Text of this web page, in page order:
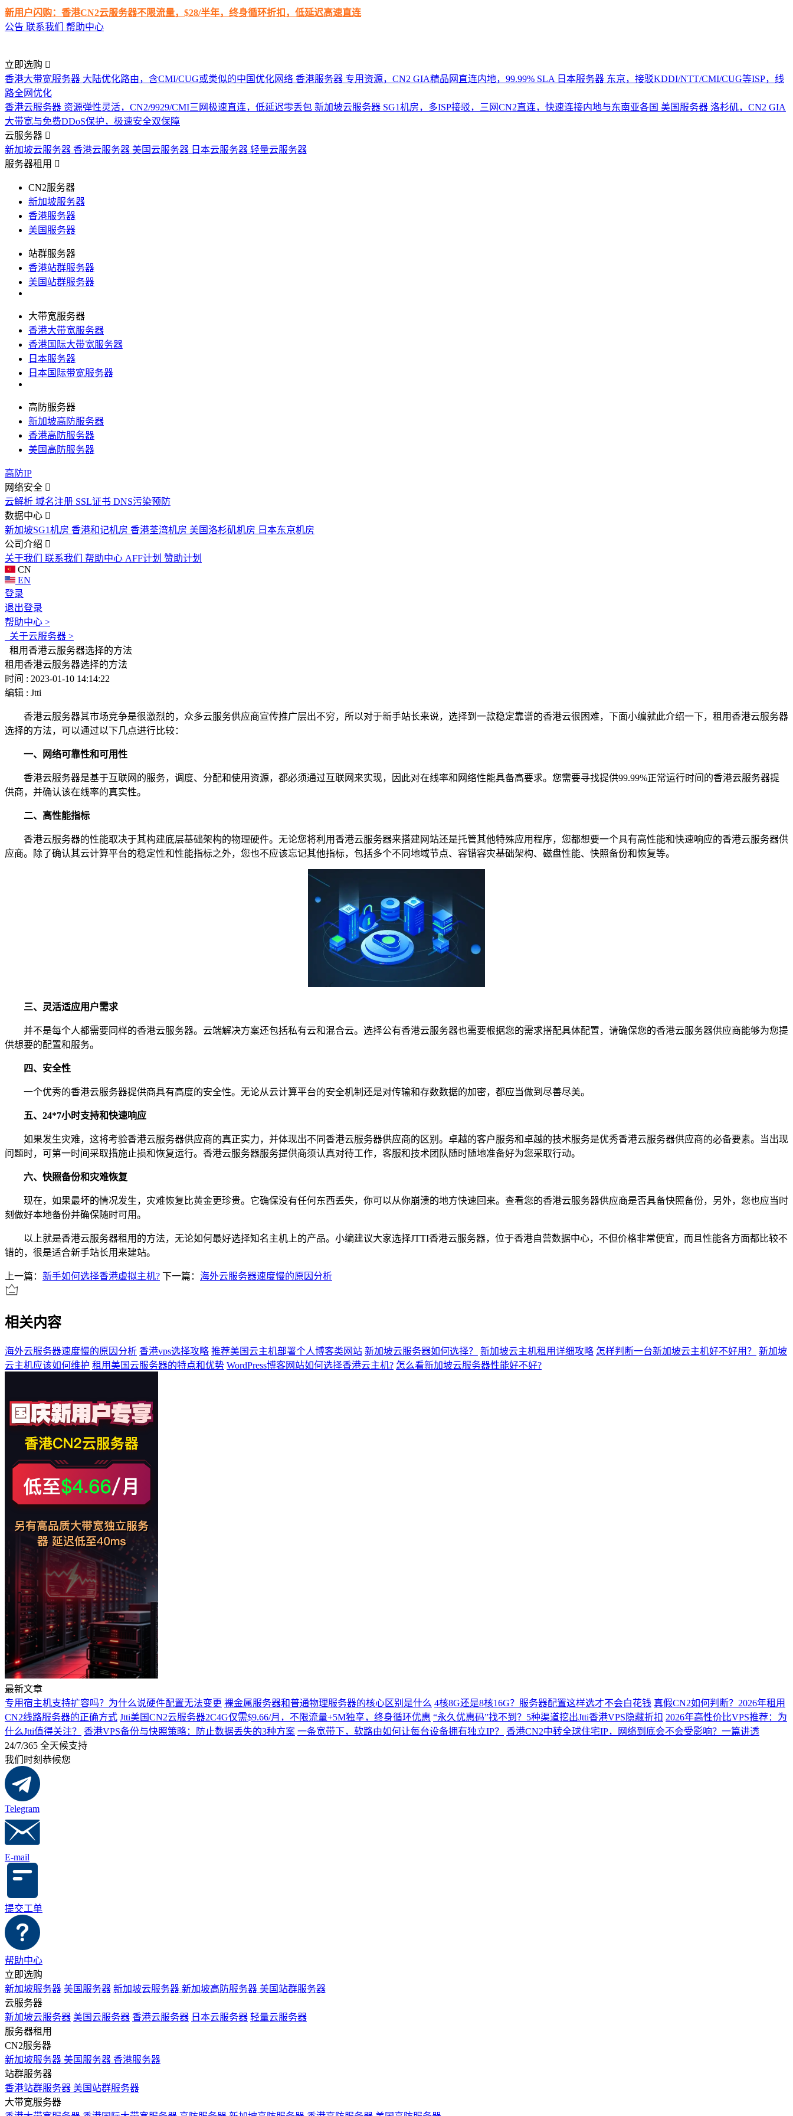
新用户闪购：香港CN2云服务器不限流量，$28/半年，终身循环折扣，低延迟高速直连
公告 联系我们 帮助中心
立即选购
香港大带宽服务器 大陆优化路由，含CMI/CUG或类似的中国优化网络 香港服务器 专用资源，CN2 GIA精品网直连内地，99.99% SLA 日本服务器 东京，接驳KDDI/NTT/CMI/CUG等ISP，线
路全网优化
香港云服务器 资源弹性灵活，CN2/9929/CMI三网极速直连，低延迟零丢包 新加坡云服务器 SG1机房，多ISP接驳，三网CN2直连，快速连接内地与东南亚各国 美国服务器 洛杉矶，CN2 GIA
大带宽与免费DDoS保护，极速安全双保障
云服务器
新加坡云服务器 香港云服务器 美国云服务器 日本云服务器 轻量云服务器
服务器租用
CN2服务器
新加坡服务器
香港服务器
美国服务器
站群服务器
香港站群服务器
美国站群服务器
大带宽服务器
香港大带宽服务器
香港国际大带宽服务器
日本服务器
日本国际带宽服务器
高防服务器
新加坡高防服务器
香港高防服务器
美国高防服务器
高防IP
网络安全
云解析 域名注册 SSL证书 DNS污染预防
数据中心
新加坡SG1机房 香港和记机房 香港荃湾机房 美国洛杉矶机房 日本东京机房
公司介绍
关于我们 联系我们 帮助中心 AFF计划 赞助计划
CN
EN
登录
退出登录
帮助中心 >
关于云服务器 >
租用香港云服务器选择的方法
租用香港云服务器选择的方法
时间 : 2023-01-10 14:14:22
编辑 : Jtti
香港云服务器其市场竞争是很激烈的，众多云服务供应商宣传推广层出不穷，所以对于新手站长来说，选择到一款稳定靠谱的香港云很困难，下面小编就此介绍一下，租用香港云服务器
选择的方法，可以通过以下几点进行比较：
一、网络可靠性和可用性
香港云服务器是基于互联网的服务，调度、分配和使用资源，都必须通过互联网来实现，因此对在线率和网络性能具备高要求。您需要寻找提供99.99%正常运行时间的香港云服务器提
供商，并确认该在线率的真实性。
二、高性能指标
香港云服务器的性能取决于其构建底层基础架构的物理硬件。无论您将利用香港云服务器来搭建网站还是托管其他特殊应用程序，您都想要一个具有高性能和快速响应的香港云服务器供
应商。除了确认其云计算平台的稳定性和性能指标之外，您也不应该忘记其他指标，包括多个不同地域节点、容错容灾基础架构、磁盘性能、快照备份和恢复等。
三、灵活适应用户需求
并不是每个人都需要同样的香港云服务器。云端解决方案还包括私有云和混合云。选择公有香港云服务器也需要根据您的需求搭配具体配置，请确保您的香港云服务器供应商能够为您提
供想要的配置和服务。
四、安全性
一个优秀的香港云服务器提供商具有高度的安全性。无论从云计算平台的安全机制还是对传输和存数数据的加密，都应当做到尽善尽美。
五、24*7小时支持和快速响应
如果发生灾难，这将考验香港云服务器供应商的真正实力，并体现出不同香港云服务器供应商的区别。卓越的客户服务和卓越的技术服务是优秀香港云服务器供应商的必备要素。当出现
问题时，可第一时间采取措施止损和恢复运行。香港云服务器服务提供商须认真对待工作，客服和技术团队随时随地准备好为您采取行动。
六、快照备份和灾难恢复
现在，如果最坏的情况发生，灾难恢复比黄金更珍贵。它确保没有任何东西丢失，你可以从你崩溃的地方快速回来。查看您的香港云服务器供应商是否具备快照备份，另外，您也应当时
刻做好本地备份并确保随时可用。
以上就是香港云服务器租用的方法，无论如何最好选择知名主机上的产品。小编建议大家选择JTTI香港云服务器，位于香港自营数据中心，不但价格非常便宜，而且性能各方面都比较不
错的，很是适合新手站长用来建站。
上一篇： 新手如何选择香港虚拟主机? 下一篇： 海外云服务器速度慢的原因分析
相关内容
海外云服务器速度慢的原因分析 香港vps选择攻略 推荐美国云主机部署个人博客类网站 新加坡云服务器如何选择？ 新加坡云主机租用详细攻略 怎样判断一台新加坡云主机好不好用？
新加坡
云主机应该如何维护 租用美国云服务器的特点和优势 WordPress博客网站如何选择香港云主机? 怎么看新加坡云服务器性能好不好?
最新文章
专用宿主机支持扩容吗？为什么说硬件配置无法变更 裸金属服务器和普通物理服务器的核心区别是什么 4核8G还是8核16G？服务器配置这样选才不会白花钱 真假CN2如何判断？2026年租用
CN2线路服务器的正确方式 Jtti美国CN2云服务器2C4G仅需$9.66/月，不限流量+5M独享，终身循环优惠 “永久优惠码”找不到？5种渠道挖出Jtti香港VPS隐藏折扣 2026年高性价比VPS推荐：为
什么Jtti值得关注？
香港VPS备份与快照策略：防止数据丢失的3种方案 一条宽带下，软路由如何让每台设备拥有独立IP？
香港CN2中转全球住宅IP，网络到底会不会受影响？一篇讲透
24/7/365 全天候支持
我们时刻恭候您
Telegram
E-mail
提交工单
帮助中心
立即选购
新加坡服务器 美国服务器 新加坡云服务器 新加坡高防服务器 美国站群服务器
云服务器
新加坡云服务器 美国云服务器 香港云服务器 日本云服务器 轻量云服务器
服务器租用
CN2服务器
新加坡服务器 美国服务器 香港服务器
站群服务器
香港站群服务器 美国站群服务器
大带宽服务器